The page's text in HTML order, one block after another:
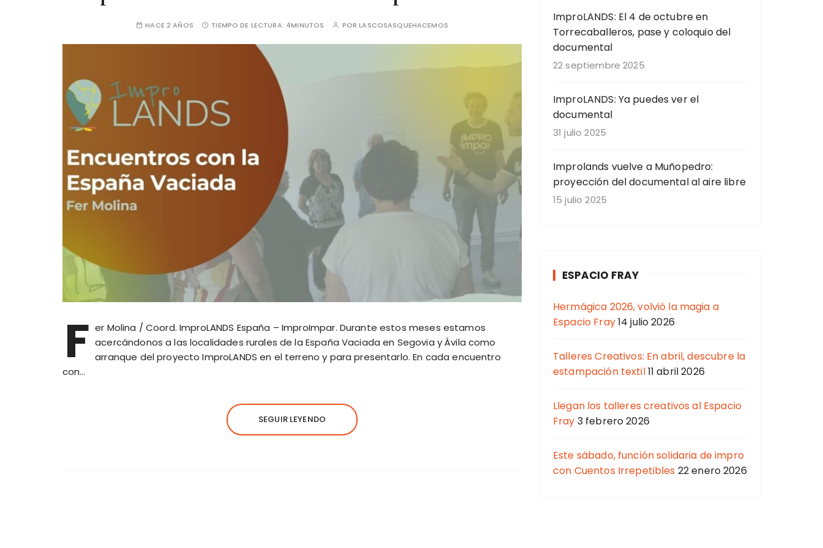
HACE 2 AÑOS TIEMPO DE LECTURA: 4MINUTOS PORLASCOSASQUEHACEMOS
F er Molina / Coord. ImproLANDS España – ImproImpar. Durante estos meses estamos
acercándonos a las localidades rurales de la España Vaciada en Segovia y Ávila como
arranque del proyecto ImproLANDS en el terreno y para presentarlo. En cada encuentro
con…
SEGUIR LEYENDO
ImproLANDS: El 4 de octubre en
Torrecaballeros, pase y coloquio del
documental
22 septiembre 2025
ImproLANDS: Ya puedes ver el
documental
31 julio 2025
Improlands vuelve a Muñopedro:
proyección del documental al aire libre
15 julio 2025
ESPACIO FRAY
Hermágica 2026, volvió la magia a
Espacio Fray14 julio 2026
Talleres Creativos: En abril, descubre la
estampación textil11 abril 2026
Llegan los talleres creativos al Espacio
Fray 3 febrero 2026
Este sábado, función solidaria de impro
con Cuentos Irrepetibles 22 enero 2026